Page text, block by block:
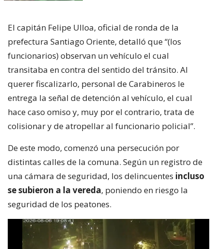
El capitán Felipe Ulloa, oficial de ronda de la
prefectura Santiago Oriente, detalló que “(los
funcionarios) observan un vehículo el cual
transitaba en contra del sentido del tránsito. Al
querer fiscalizarlo, personal de Carabineros le
entrega la señal de detención al vehículo, el cual
hace caso omiso y, muy por el contrario, trata de
colisionar y de atropellar al funcionario policial”.
De este modo, comenzó una persecución por
distintas calles de la comuna. Según un registro de
una cámara de seguridad, los delincuentes incluso
se subieron a la vereda, poniendo en riesgo la
seguridad de los peatones.